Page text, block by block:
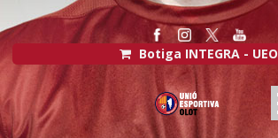
Botiga INTEGRA - UEO